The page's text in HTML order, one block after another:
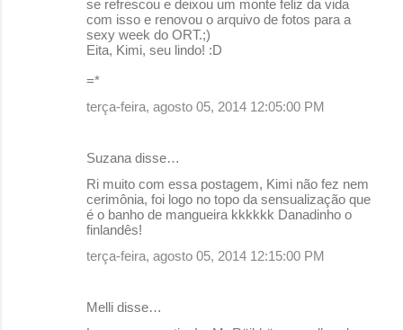
se refrescou e deixou um monte feliz da vida
com isso e renovou o arquivo de fotos para a
sexy week do ORT.;)
Eita, Kimi, seu lindo! :D
=*
terça-feira, agosto 05, 2014 12:05:00 PM
Suzana disse…
Ri muito com essa postagem, Kimi não fez nem
cerimônia, foi logo no topo da sensualização que
é o banho de mangueira kkkkkk Danadinho o
finlandês!
terça-feira, agosto 05, 2014 12:15:00 PM
Melli disse…